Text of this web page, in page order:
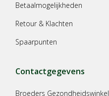
Betaalmogelijkheden
Retour & Klachten
Spaarpunten
Contactgegevens
Broeders Gezondheidswinkel